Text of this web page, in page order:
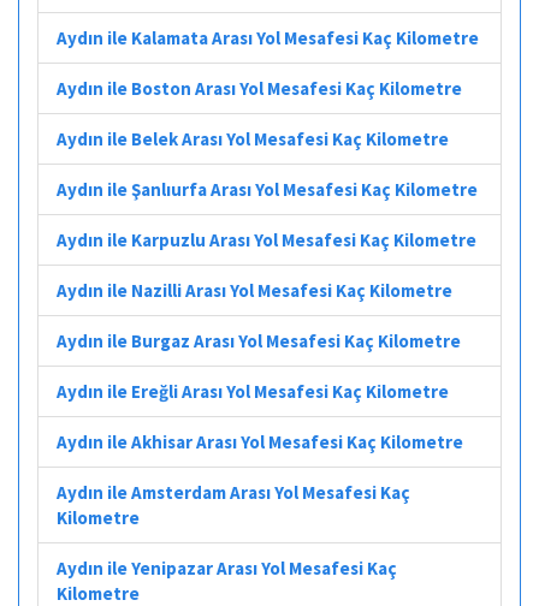
Aydın ile Kalamata Arası Yol Mesafesi Kaç Kilometre
Aydın ile Boston Arası Yol Mesafesi Kaç Kilometre
Aydın ile Belek Arası Yol Mesafesi Kaç Kilometre
Aydın ile Şanlıurfa Arası Yol Mesafesi Kaç Kilometre
Aydın ile Karpuzlu Arası Yol Mesafesi Kaç Kilometre
Aydın ile Nazilli Arası Yol Mesafesi Kaç Kilometre
Aydın ile Burgaz Arası Yol Mesafesi Kaç Kilometre
Aydın ile Ereğli Arası Yol Mesafesi Kaç Kilometre
Aydın ile Akhisar Arası Yol Mesafesi Kaç Kilometre
Aydın ile Amsterdam Arası Yol Mesafesi Kaç
Kilometre
Aydın ile Yenipazar Arası Yol Mesafesi Kaç
Kilometre